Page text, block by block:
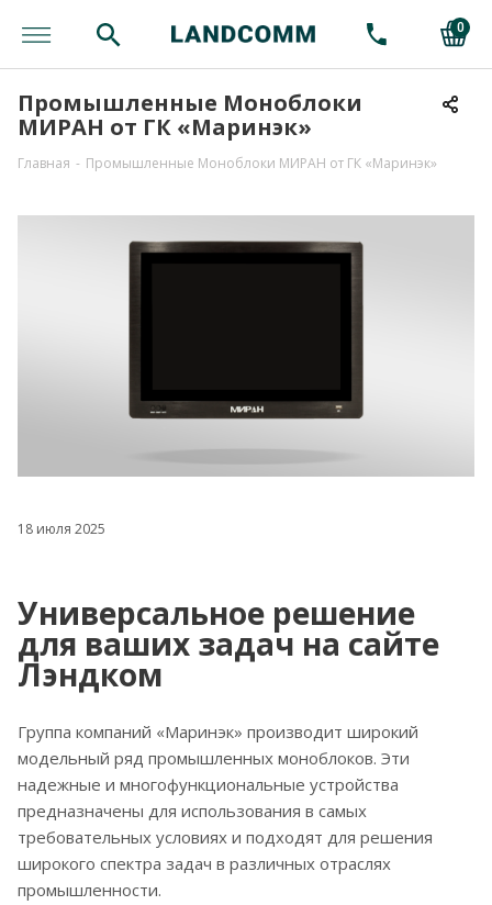
0
Промышленные Моноблоки
МИРАН от ГК «Маринэк»
Главная - Промышленные Моноблоки МИРАН от ГК «Маринэк»
18 июля 2025
Универсальное решение
для ваших задач на сайте
Лэндком
Группа компаний «Маринэк» производит широкий
модельный ряд промышленных моноблоков. Эти
надежные и многофункциональные устройства
предназначены для использования в самых
требовательных условиях и подходят для решения
широкого спектра задач в различных отраслях
промышленности.